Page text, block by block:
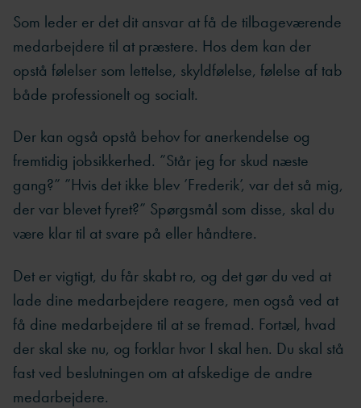
Som leder er det dit ansvar at få de tilbageværende
medarbejdere til at præstere. Hos dem kan der
opstå følelser som lettelse, skyldfølelse, følelse af tab
både professionelt og socialt.
Der kan også opstå behov for anerkendelse og
fremtidig jobsikkerhed. ”Står jeg for skud næste
gang?” ”Hvis det ikke blev ’Frederik’, var det så mig,
der var blevet fyret?” Spørgsmål som disse, skal du
være klar til at svare på eller håndtere.
Det er vigtigt, du får skabt ro, og det gør du ved at
lade dine medarbejdere reagere, men også ved at
få dine medarbejdere til at se fremad. Fortæl, hvad
der skal ske nu, og forklar hvor I skal hen. Du skal stå
fast ved beslutningen om at afskedige de andre
medarbejdere.